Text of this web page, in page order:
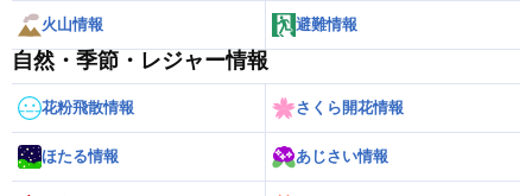
火山情報 避難情報
自然・季節・レジャー情報
花粉飛散情報 さくら開花情報
ほたる情報 あじさい情報